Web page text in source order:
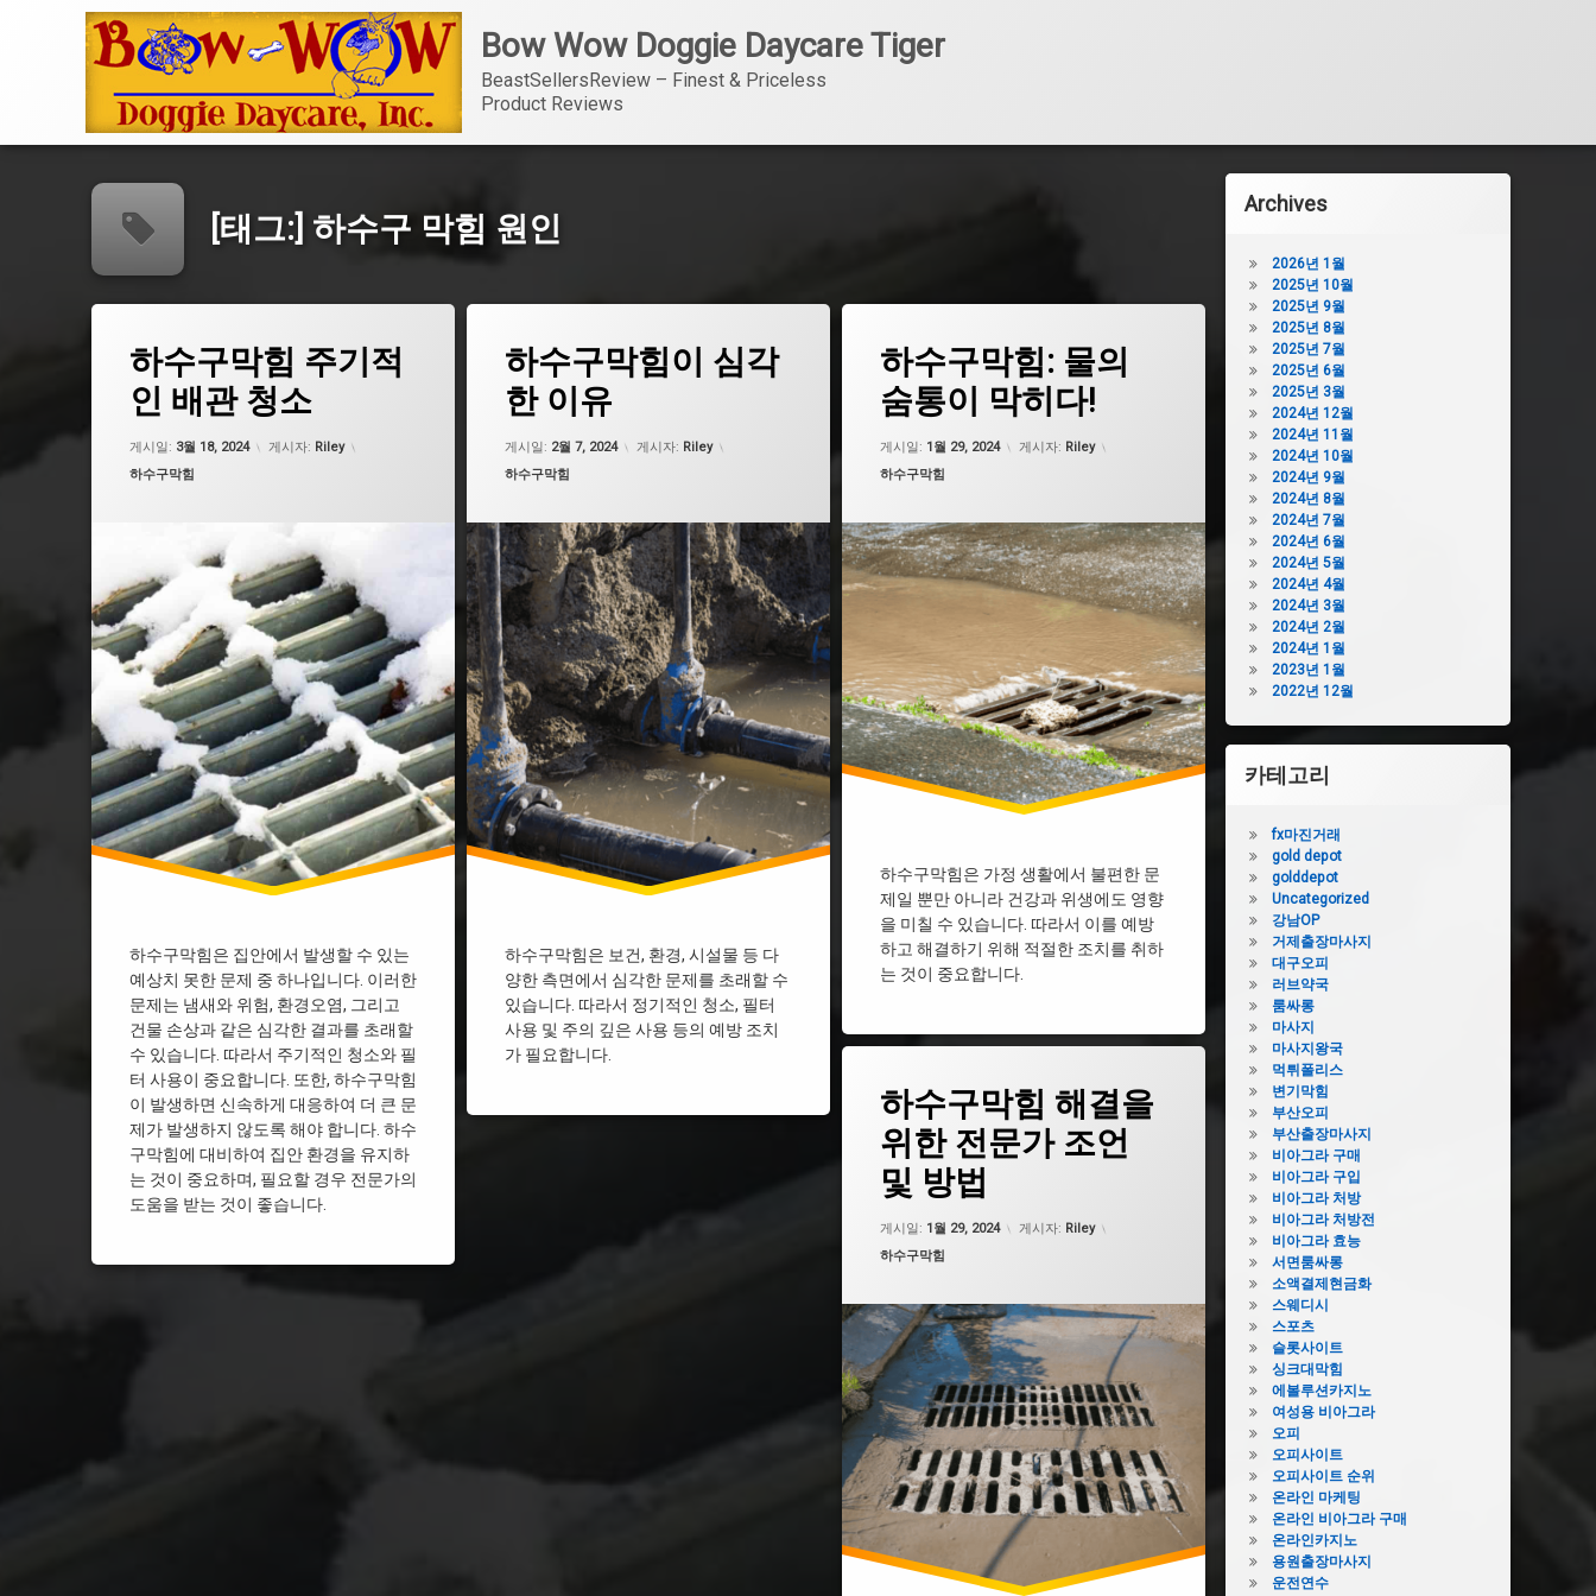
Bow Wow Doggie Daycare Tiger
BeastSellersReview – Finest & Priceless
Product Reviews
[태그:] 하수구 막힘 원인
하수구막힘 주기적
인 배관 청소
게시일: 3월 18, 2024
업데이트 날짜:
게시자: Riley
카테고리:
하수구막힘
하수구막힘은 집안에서 발생할 수 있는
예상치 못한 문제 중 하나입니다. 이러한
문제는 냄새와 위험, 환경오염, 그리고
건물 손상과 같은 심각한 결과를 초래할
수 있습니다. 따라서 주기적인 청소와 필
터 사용이 중요합니다. 또한, 하수구막힘
이 발생하면 신속하게 대응하여 더 큰 문
제가 발생하지 않도록 해야 합니다. 하수
구막힘에 대비하여 집안 환경을 유지하
는 것이 중요하며, 필요할 경우 전문가의
도움을 받는 것이 좋습니다.
강남하수구막힘
도로 하수구 막힘
부평 하수구막힘
세면대 하수구 막힘
욕실 하수구 막힘
욕실 하수구막힘
욕조 하수구막힘
원주 하수구막힘
진주 하수구막힘
하수구 막힘 뚫기
하수구 막힘 락스
하수구 막힘 베이킹소다
하수구 막힘 비용
하수구 막힘 원인
하수구기름막힘
화성 하수구막힘
화장실 배수구 막힘 원인
화장실 하수구 막힘 비용
하수구막힘이 심각
한 이유
게시일: 2월 7, 2024
업데이트 날짜:
게시자: Riley
카테고리:
하수구막힘
하수구막힘은 보건, 환경, 시설물 등 다
양한 측면에서 심각한 문제를 초래할 수
있습니다. 따라서 정기적인 청소, 필터
사용 및 주의 깊은 사용 등의 예방 조치
가 필요합니다.
고양하수구막힘
구미 하수구막힘
도로 하수구 막힘
서대문하수구막힘
싱크대 하수구 막힘
아파트 싱크대 하수구 막힘
영주 하수구막힘
욕실 하수구 막힘
욕실 하수구 막힘 비용
욕실 하수구막힘
의정부 하수구막힘
중랑구 하수구막힘
평택 하수구막힘
포항 하수구막힘
하수구 막힘 뚫기
하수구 막힘 락스
하수구 막힘 원인
하수구막힘 가격
하수구막힘 역류
화장실 배수구 막힘 원인
하수구막힘: 물의
숨통이 막히다!
게시일: 1월 29, 2024
업데이트 날짜:
게시자: Riley
카테고리:
하수구막힘
하수구막힘은 가정 생활에서 불편한 문
제일 뿐만 아니라 건강과 위생에도 영향
을 미칠 수 있습니다. 따라서 이를 예방
하고 해결하기 위해 적절한 조치를 취하
는 것이 중요합니다.
도로 하수구 막힘
서대문하수구막힘
세면대 하수구 막힘
싱크대 하수구 막힘
씽크대하수구막힘
아파트 하수구막힘
욕실 하수구 막힘 비용
욕실 하수구막힘
원주 하수구막힘
의정부 하수구막힘
진주 하수구막힘
하수구 막힘 베이킹소다
하수구 막힘 비용
하수구 막힘 원인
하수구기름막힘
하수구막힘 역류
하수구막힘 해결을
위한 전문가 조언
및 방법
게시일: 1월 29, 2024
업데이트 날짜:
게시자: Riley
카테고리:
하수구막힘
도로 하수구 막힘
서대문하수구막힘
세면대 하수구 막힘
싱크대 하수구 막힘
싱크대 하수구 막힘 비용
아파트 하수구막힘
양산 하수구막힘
욕실 하수구 막힘
욕실 하수구 막힘 비용
욕실 하수구막힘
원주 하수구막힘
의정부 하수구막힘
진주 하수구막힘
하수구 막힘 뚫기
하수구 막힘 락스
Archives
2026년 1월
2025년 10월
2025년 9월
2025년 8월
2025년 7월
2025년 6월
2025년 3월
2024년 12월
2024년 11월
2024년 10월
2024년 9월
2024년 8월
2024년 7월
2024년 6월
2024년 5월
2024년 4월
2024년 3월
2024년 2월
2024년 1월
2023년 1월
2022년 12월
카테고리
fx마진거래
gold depot
golddepot
Uncategorized
강남OP
거제출장마사지
대구오피
러브약국
룸싸롱
마사지
마사지왕국
먹튀폴리스
변기막힘
부산오피
부산출장마사지
비아그라 구매
비아그라 구입
비아그라 처방
비아그라 처방전
비아그라 효능
서면룸싸롱
소액결제현금화
스웨디시
스포츠
슬롯사이트
싱크대막힘
에볼루션카지노
여성용 비아그라
오피
오피사이트
오피사이트 순위
온라인 마케팅
온라인 비아그라 구매
온라인카지노
용원출장마사지
운전연수